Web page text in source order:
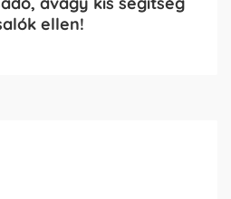
ellen!